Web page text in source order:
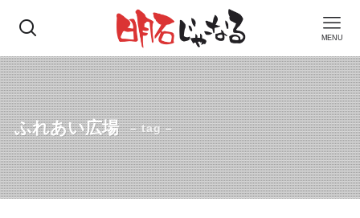
MENU
ふれあい広場 – tag –